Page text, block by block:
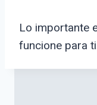
Lo importante
funcione para